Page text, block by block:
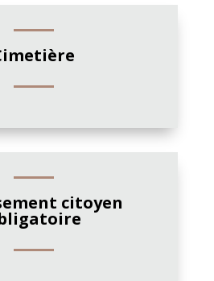
citoyen